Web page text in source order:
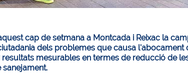
cap de setmana a Montcada i Reixac la
dels problemes que causa
mesurables en termes de reducció de